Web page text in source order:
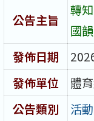
公告主旨
轉
國
發佈日期
發佈單位
體
公告類別
活